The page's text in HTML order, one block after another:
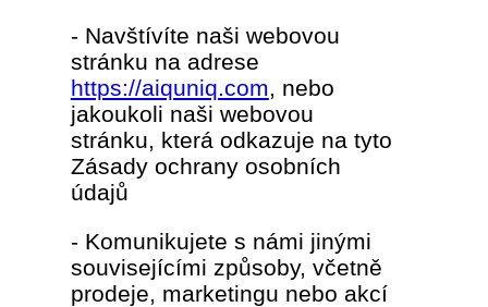
- Navštívíte naši webovou
stránku na adrese
https://aiquniq.com, nebo
jakoukoli naši webovou
stránku, která odkazuje na tyto
Zásady ochrany osobních
údajů
- Komunikujete s námi jinými
souvisejícími způsoby, včetně
prodeje, marketingu nebo akcí